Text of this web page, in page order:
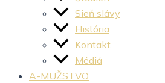
Sieň slávy
História
Kontakt
Médiá
A-MUŽSTVO